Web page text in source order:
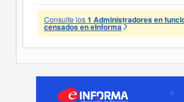
Consulte los1 Administradores en
censados en eInforma